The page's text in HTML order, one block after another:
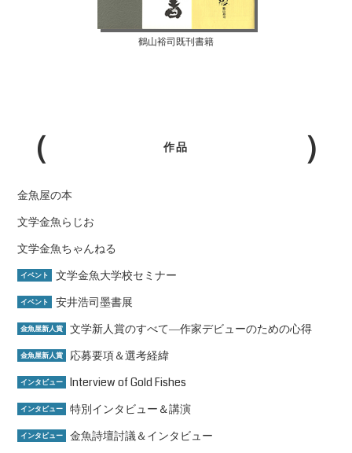
鶴山裕司既刊書籍
作品
金魚屋の本
文学金魚らじお
文学金魚ちゃんねる
イベント 文学金魚大学校セミナー
イベント 安井浩司墨書展
金魚屋新人賞 文学新人賞のすべて―作家デビューのための心得
金魚屋新人賞 応募要項＆選考経緯
インタビュー Interview of Gold Fishes
インタビュー 特別インタビュー＆講演
インタビュー 金魚詩壇討議＆インタビュー